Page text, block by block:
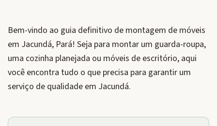
Bem-vindo ao guia definitivo de montagem de móveis
em Jacundá, Pará! Seja para montar um guarda-roupa,
uma cozinha planejada ou móveis de escritório, aqui
você encontra tudo o que precisa para garantir um
serviço de qualidade em Jacundá.